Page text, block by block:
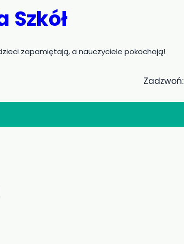
Szkół
zapamiętają, a nauczyciele pokochają!
Zadzwoń: